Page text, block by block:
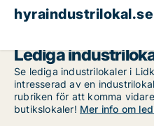
hyraindustrilokal.se
Lediga
Se lediga industrilokaler i
intresserad av en
rubriken för att komma
butikslokaler! Mer info om